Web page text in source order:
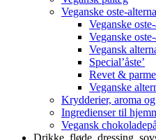
Veganske oste-
Veganske
Veganske
Vegansk
Special’åste’
Revet &
Veganske
Krydderier, aroma
Ingredienser til
Vegansk
Drikke, fløde, dressing,